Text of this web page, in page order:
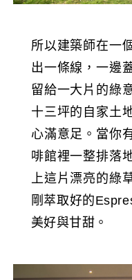
所以建築師在一
出一條線，一邊
留給一大片的綠
十三坪的自家土
心滿意足。當你
啡館裡一整排落
上這片漂亮的綠
剛萃取好的
美好與甘甜。